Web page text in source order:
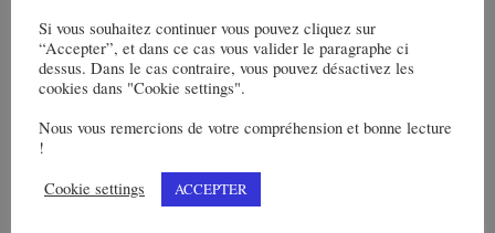
Si vous souhaitez continuer vous pouvez cliquez sur
“Accepter”, et dans ce cas vous valider le paragraphe ci
dessus. Dans le cas contraire, vous pouvez désactivez les
cookies dans "Cookie settings".
Nous vous remercions de votre compréhension et bonne lecture
!
Cookie settings
ACCEPTER